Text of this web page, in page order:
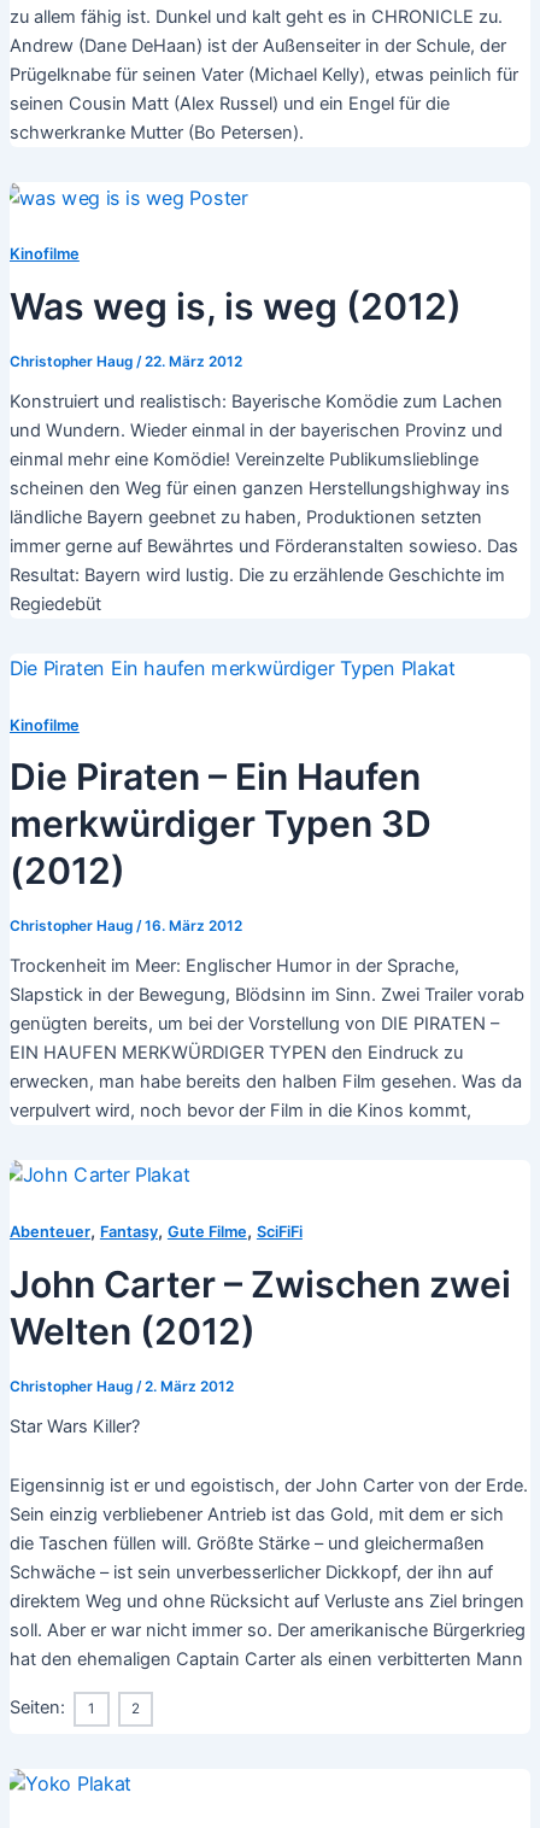
zu allem fähig ist. Dunkel und kalt geht es in CHRONICLE zu.
Andrew (Dane DeHaan) ist der Außenseiter in der Schule, der
Prügelknabe für seinen Vater (Michael Kelly), etwas peinlich für
seinen Cousin Matt (Alex Russel) und ein Engel für die
schwerkranke Mutter (Bo Petersen).
Kinofilme
Was weg is, is weg (2012)
Christopher Haug /22. März 2012
Konstruiert und realistisch: Bayerische Komödie zum Lachen
und Wundern. Wieder einmal in der bayerischen Provinz und
einmal mehr eine Komödie! Vereinzelte Publikumslieblinge
scheinen den Weg für einen ganzen Herstellungshighway ins
ländliche Bayern geebnet zu haben, Produktionen setzten
immer gerne auf Bewährtes und Förderanstalten sowieso. Das
Resultat: Bayern wird lustig. Die zu erzählende Geschichte im
Regiedebüt
Kinofilme
Die Piraten – Ein Haufen
merkwürdiger Typen 3D
(2012)
Christopher Haug /16. März 2012
Trockenheit im Meer: Englischer Humor in der Sprache,
Slapstick in der Bewegung, Blödsinn im Sinn. Zwei Trailer vorab
genügten bereits, um bei der Vorstellung von DIE PIRATEN –
EIN HAUFEN MERKWÜRDIGER TYPEN den Eindruck zu
erwecken, man habe bereits den halben Film gesehen. Was da
verpulvert wird, noch bevor der Film in die Kinos kommt,
Abenteuer, Fantasy, Gute Filme, SciFiFi
John Carter – Zwischen zwei
Welten (2012)
Christopher Haug /2. März 2012
Star Wars Killer?
Eigensinnig ist er und egoistisch, der John Carter von der Erde.
Sein einzig verbliebener Antrieb ist das Gold, mit dem er sich
die Taschen füllen will. Größte Stärke – und gleichermaßen
Schwäche – ist sein unverbesserlicher Dickkopf, der ihn auf
direktem Weg und ohne Rücksicht auf Verluste ans Ziel bringen
soll. Aber er war nicht immer so. Der amerikanische Bürgerkrieg
hat den ehemaligen Captain Carter als einen verbitterten Mann
Seiten: 1 2